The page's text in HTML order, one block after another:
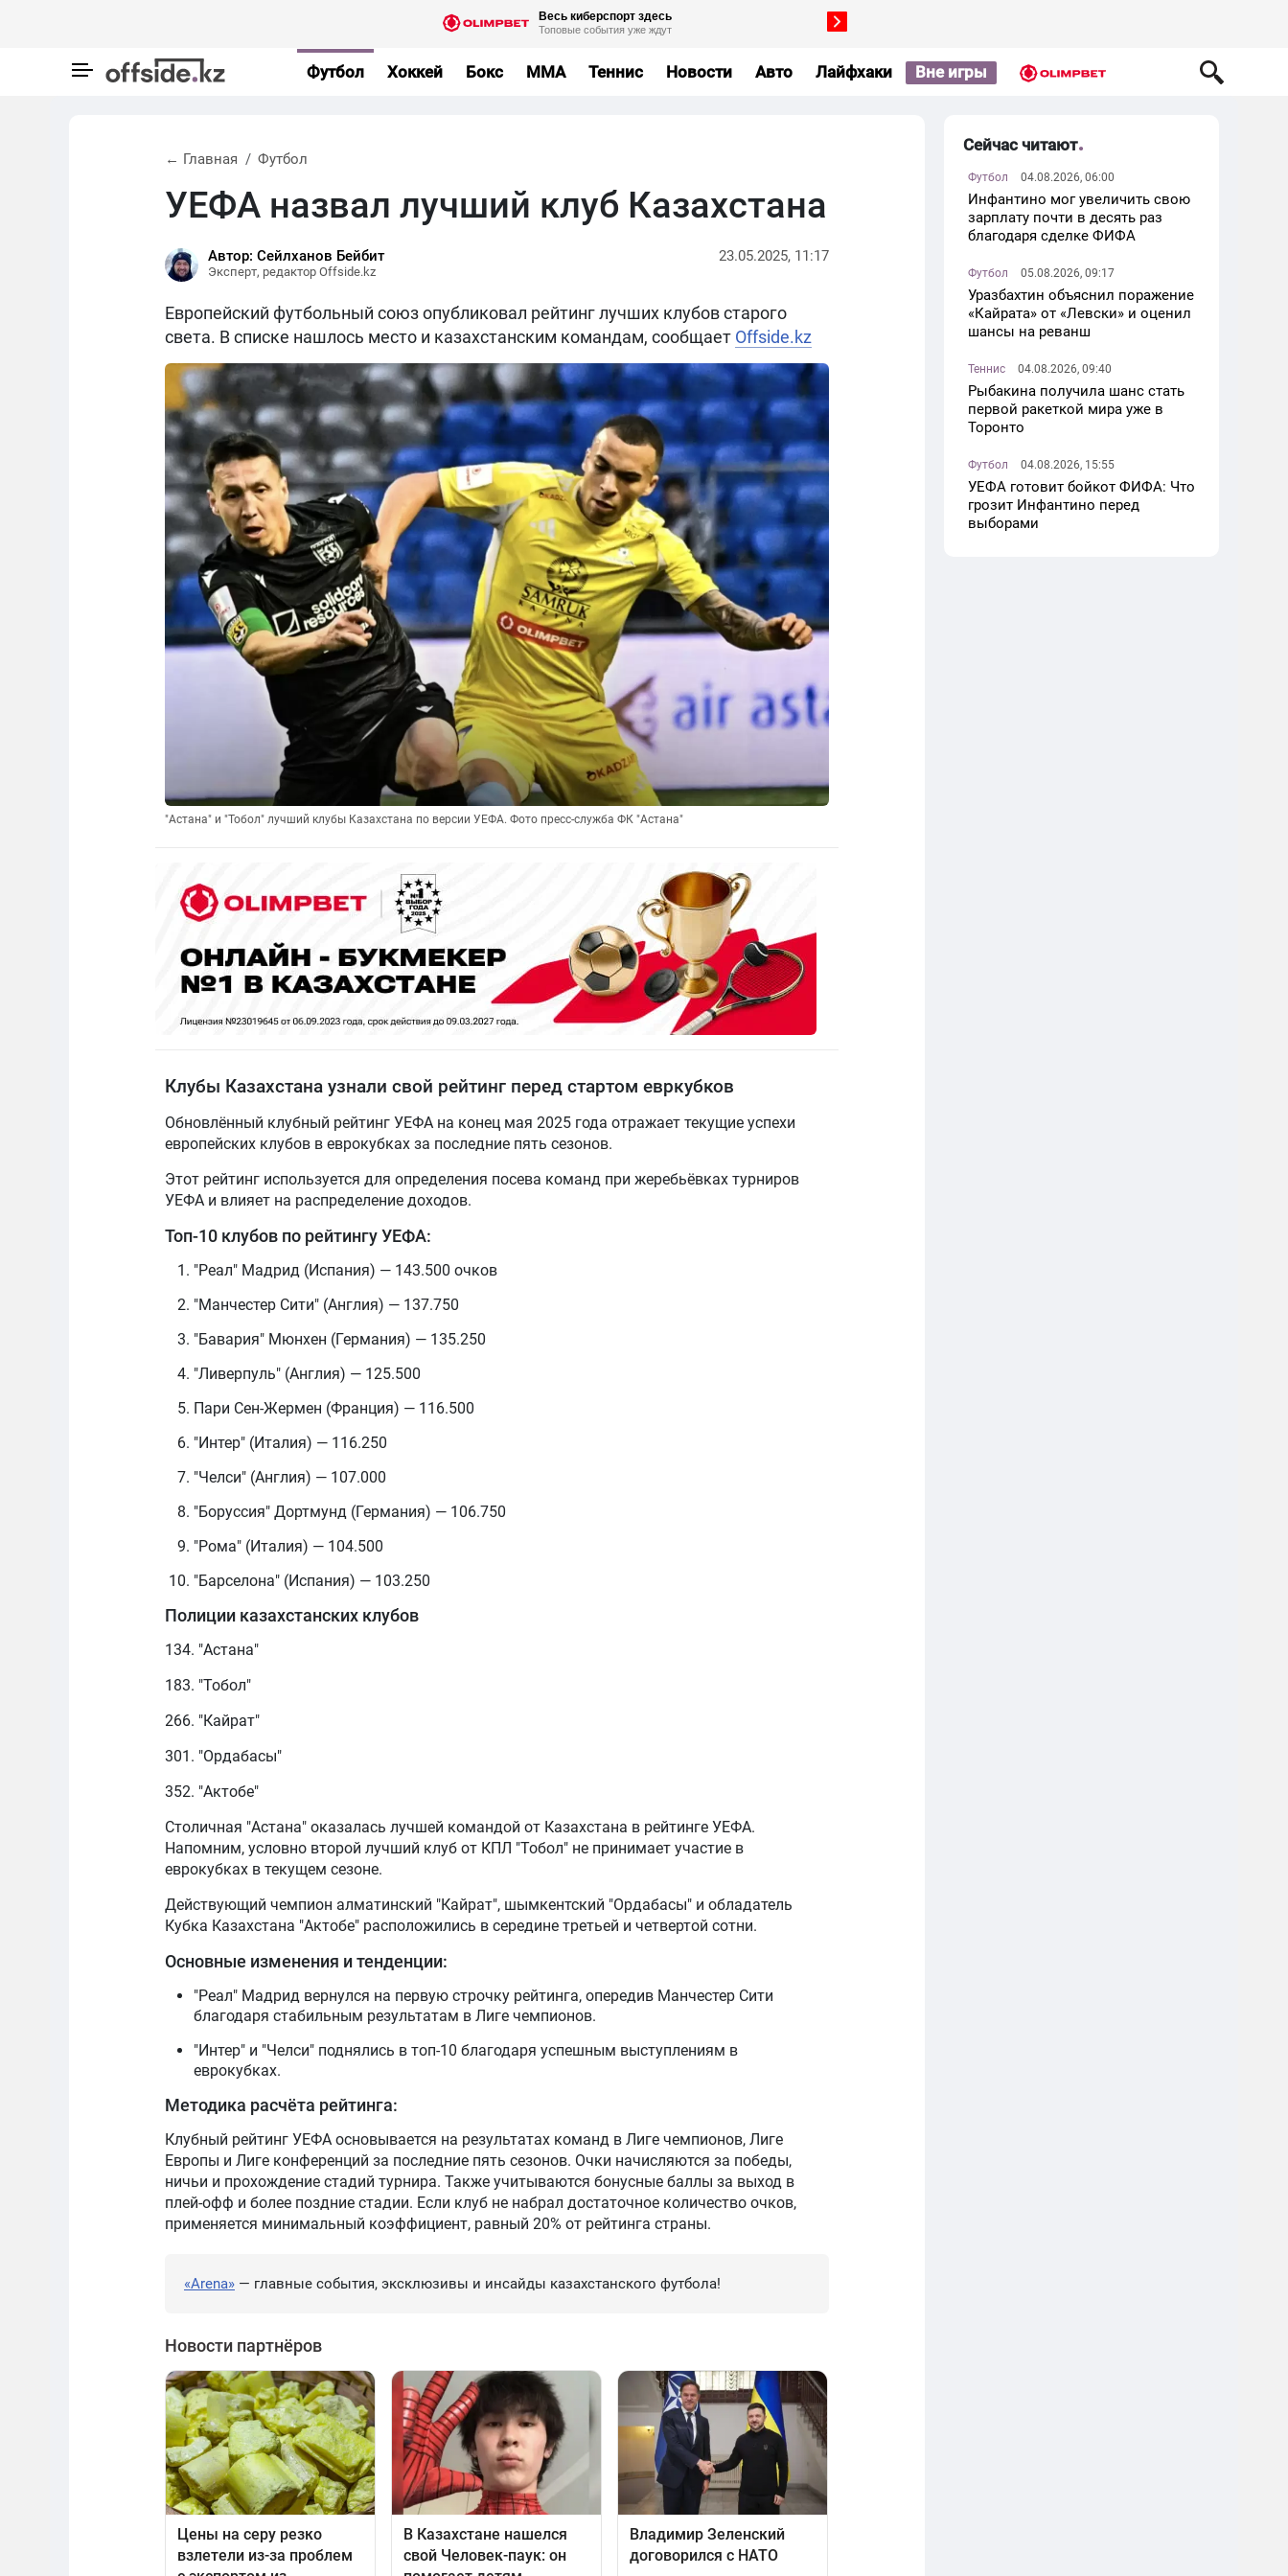
Футбол Хоккей Бокс MMA Теннис Новости Авто Лайфхаки Вне игры
← Главная Футбол
УЕФА назвал лучший клуб Казахстана
Автор: Сейлханов Бейбит
Эксперт, редактор Offside.kz
23.05.2025, 11:17
Европейский футбольный союз опубликовал рейтинг лучших клубов старого
света. В списке нашлось место и казахстанским командам, сообщает Offside.kz
"Астана" и "Тобол" лучший клубы Казахстана по версии УЕФА. Фото пресс-служба ФК "Астана"
Клубы Казахстана узнали свой рейтинг перед стартом евркубков
Обновлённый клубный рейтинг УЕФА на конец мая 2025 года отражает текущие успехи
европейских клубов в еврокубках за последние пять сезонов.
Этот рейтинг используется для определения посева команд при жеребьёвках турниров
УЕФА и влияет на распределение доходов.
Топ-10 клубов по рейтингу УЕФА:
"Реал" Мадрид (Испания) — 143.500 очков
"Манчестер Сити" (Англия) — 137.750
"Бавария" Мюнхен (Германия) — 135.250
"Ливерпуль" (Англия) — 125.500
Пари Сен-Жермен (Франция) — 116.500
"Интер" (Италия) — 116.250
"Челси" (Англия) — 107.000
"Боруссия" Дортмунд (Германия) — 106.750
"Рома" (Италия) — 104.500
"Барселона" (Испания) — 103.250
Полиции казахстанских клубов
134. "Астана"
183. "Тобол"
266. "Кайрат"
301. "Ордабасы"
352. "Актобе"
Столичная "Астана" оказалась лучшей командой от Казахстана в рейтинге УЕФА.
Напомним, условно второй лучший клуб от КПЛ "Тобол" не принимает участие в
еврокубках в текущем сезоне.
Действующий чемпион алматинский "Кайрат", шымкентский "Ордабасы" и обладатель
Кубка Казахстана "Актобе" расположились в середине третьей и четвертой сотни.
Основные изменения и тенденции:
"Реал" Мадрид вернулся на первую строчку рейтинга, опередив Манчестер Сити
благодаря стабильным результатам в Лиге чемпионов.
"Интер" и "Челси" поднялись в топ-10 благодаря успешным выступлениям в
еврокубках.
Методика расчёта рейтинга:
Клубный рейтинг УЕФА основывается на результатах команд в Лиге чемпионов, Лиге
Европы и Лиге конференций за последние пять сезонов. Очки начисляются за победы,
ничьи и прохождение стадий турнира. Также учитываются бонусные баллы за выход в
плей-офф и более поздние стадии. Если клуб не набрал достаточное количество очков,
применяется минимальный коэффициент, равный 20% от рейтинга страны.
«Arena» — главные события, эксклюзивы и инсайды казахстанского футбола!
Сейчас читают
Футбол 04.08.2026, 06:00
Инфантино мог увеличить свою
зарплату почти в десять раз
благодаря сделке ФИФА
Футбол 05.08.2026, 09:17
Уразбахтин объяснил поражение
«Кайрата» от «Левски» и оценил
шансы на реванш
Теннис 04.08.2026, 09:40
Рыбакина получила шанс стать
первой ракеткой мира уже в
Торонто
Футбол 04.08.2026, 15:55
УЕФА готовит бойкот ФИФА: Что
грозит Инфантино перед
выборами